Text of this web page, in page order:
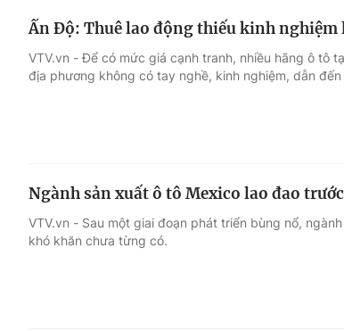
Ấn Độ: Thuê lao động thiếu kinh nghiệm
VTV.vn - Để có mức giá cạnh tranh, nhiều hãng ô tô
địa phương không có tay nghề, kinh nghiệm, dẫn
Ngành sản xuất ô tô Mexico lao đao
VTV.vn - Sau một giai đoạn phát triển bùng nổ,
khó khăn chưa từng có.